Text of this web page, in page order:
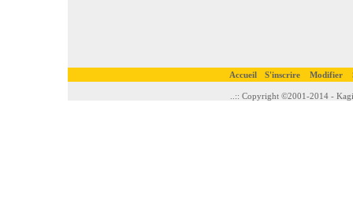
Accueil S'inscrire Modifier
..:: Copyright ©2001-2014 -